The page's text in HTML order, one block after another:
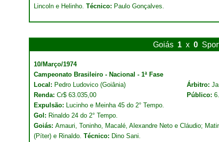
Lincoln e Helinho. Técnico: Paulo Gonçalves.
Goiás 1 x 0
10/Março/1974
Campeonato Brasileiro - Nacional - 1ª Fase
Local: Pedro Ludovico (Goiânia) Árbitro:
Renda: Cr$ 63.035,00 Público:
Expulsão: Lucinho e Meinha 45 do 2° Tempo.
Gol: Rinaldo 24 do 2° Tempo.
Goiás: Amauri, Toninho, Macalé, Alexandre Neto e Cláudio;
(Píter) e Rinaldo. Técnico: Dino Sani.